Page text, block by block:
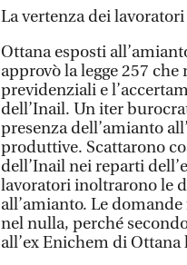
La vertenza dei
Ottana esposti
approvò la legge 257
previdenziali e
dell’Inail. Un iter
presenza dell’amianto
produttive. Scattarono
dell’Inail nei reparti
lavoratori inoltrarono le
all’amianto. Le
nel nulla, perché
all’ex Enichem di Ottana